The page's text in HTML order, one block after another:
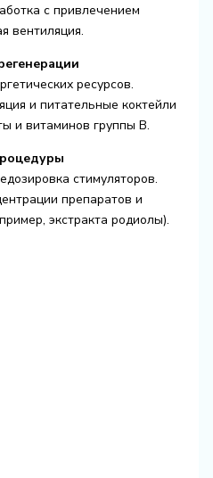
с привлечением
вентиляция.
ресурсов.
и питательные коктейли
и витаминов группы B.
стимуляторов.
препаратов и
экстракта родиолы).